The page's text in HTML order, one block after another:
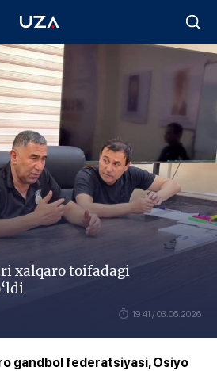
xalqaro toifadagi
19:41 / 03.06.2026
gandbol federatsiyasi, Osiyo